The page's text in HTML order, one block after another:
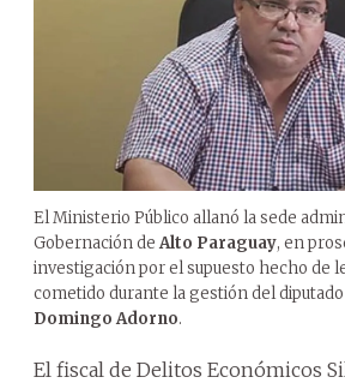
El Ministerio Público allanó la sede
Gobernación deAlto Paraguay, en
investigación por el supuesto hecho de
cometido durante la gestión del
Domingo Adorno.
El fiscal de Delitos Económicos